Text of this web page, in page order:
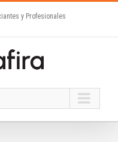
y Profesionales